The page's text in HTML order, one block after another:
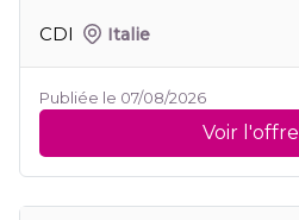
CDI Italie
Publiée le 07/08/2026
Voir l'offre